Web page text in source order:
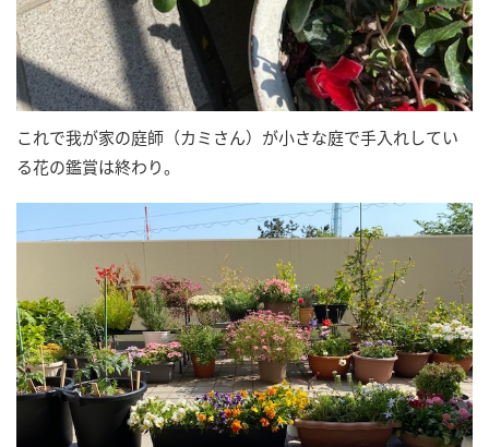
これで我が家の庭師（カミさん）が小さな庭で手入れしてい
る花の鑑賞は終わり。